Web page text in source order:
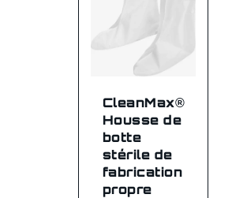
CleanMax®
Housse de
botte
stérile de
fabrication
propre